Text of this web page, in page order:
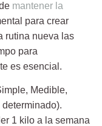
mantener la
para crear
rutina nueva las
para
es esencial.
Medible,
1 kilo a la semana